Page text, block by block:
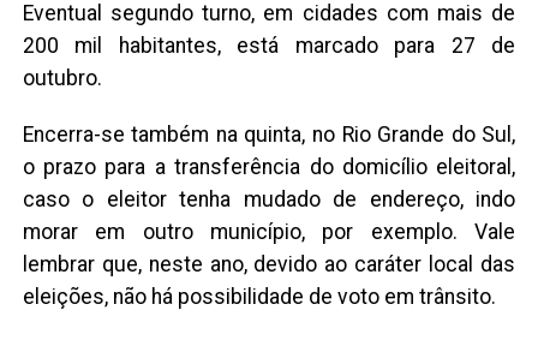
Eventual segundo turno, em cidades com mais de
200 mil habitantes, está marcado para 27 de
outubro.
Encerra-se também na quinta, no Rio Grande do Sul,
o prazo para a transferência do domicílio eleitoral,
caso o eleitor tenha mudado de endereço, indo
morar em outro município, por exemplo. Vale
lembrar que, neste ano, devido ao caráter local das
eleições, não há possibilidade de voto em trânsito.